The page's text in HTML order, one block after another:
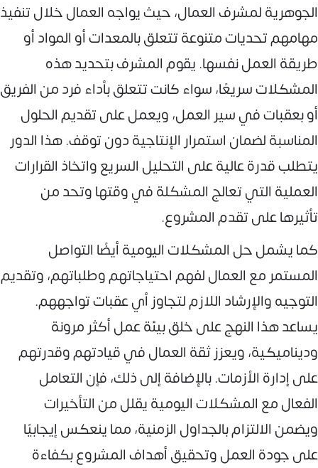
الجوهرية لمشرف العمال، حيث يواجه العمال خلال تنفيذ
مهامهم تحديات متنوعة تتعلق بالمعدات أو المواد أو
طريقة العمل نفسها. يقوم المشرف بتحديد هذه
المشكلات سريعًا، سواء كانت تتعلق بأداء فرد من الفريق
أو بعقبات في سير العمل، ويعمل على تقديم الحلول
المناسبة لضمان استمرار الإنتاجية دون توقف. هذا الدور
يتطلب قدرة عالية على التحليل السريع واتخاذ القرارات
العملية التي تعالج المشكلة في وقتها وتحد من
تأثيرها على تقدم المشروع.
كما يشمل حل المشكلات اليومية أيضًا التواصل
المستمر مع العمال لفهم احتياجاتهم وطلباتهم، وتقديم
التوجيه والإرشاد اللازم لتجاوز أي عقبات تواجههم.
يساعد هذا النهج على خلق بيئة عمل أكثر مرونة
وديناميكية، ويعزز ثقة العمال في قيادتهم وقدرتهم
على إدارة الأزمات. بالإضافة إلى ذلك، فإن التعامل
الفعال مع المشكلات اليومية يقلل من التأخيرات
ويضمن الالتزام بالجداول الزمنية، مما ينعكس إيجابيًا
على جودة العمل وتحقيق أهداف المشروع بكفاءة